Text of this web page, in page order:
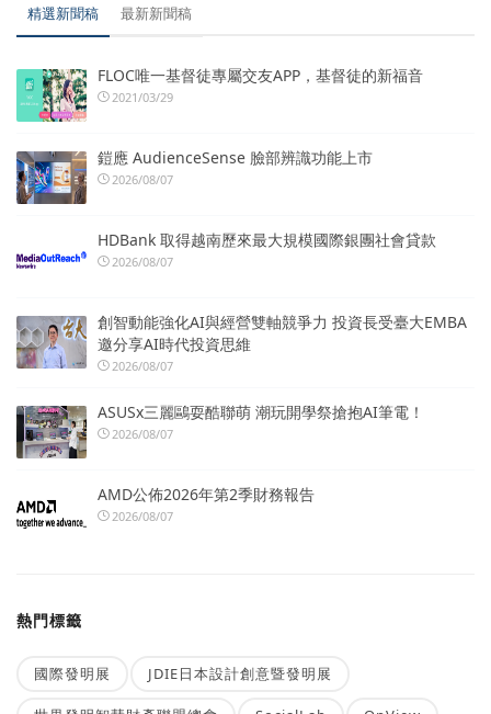
精選新聞稿 最新新聞稿
FLOC唯一基督徒專屬交友APP，基督徒的新福音
2021/03/29
鎧應 AudienceSense 臉部辨識功能上市
2026/08/07
HDBank 取得越南歷來最大規模國際銀團社會貸款
2026/08/07
創智動能強化AI與經營雙軸競爭力 投資長受臺大EMBA
邀分享AI時代投資思維
2026/08/07
ASUSx三麗鷗耍酷聯萌 潮玩開學祭搶抱AI筆電！
2026/08/07
AMD公佈2026年第2季財務報告
2026/08/07
熱門標籤
國際發明展 JDIE日本設計創意暨發明展